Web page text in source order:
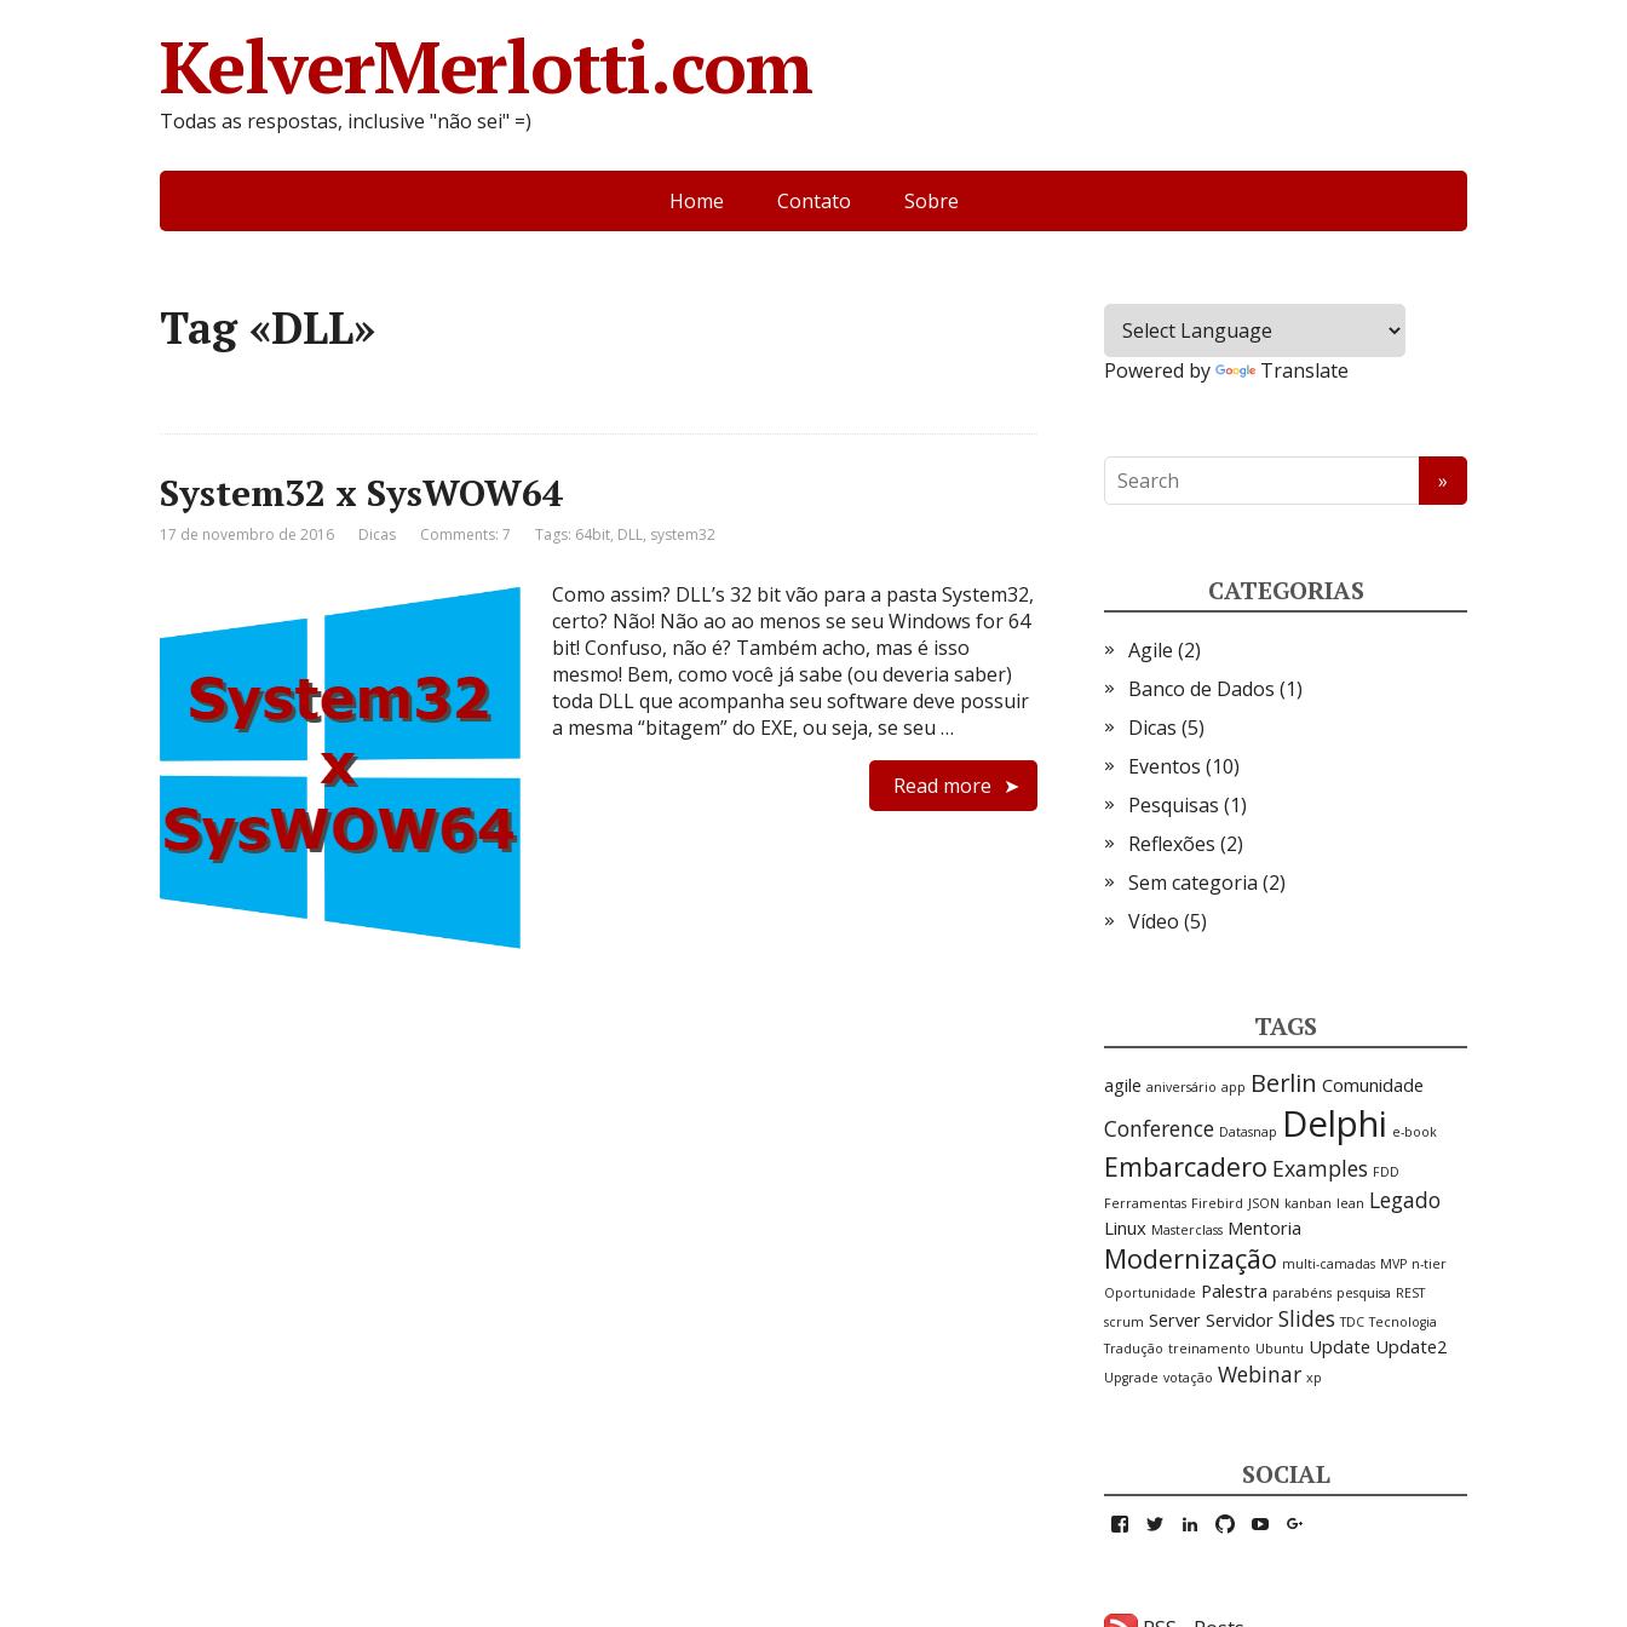
KelverMerlotti.com
Todas as respostas, inclusive "não sei" =)
Home Contato Sobre
Tag «DLL»
System32 x SysWOW64
17 de novembro de 2016 Dicas Comments: 7 Tags: 64bit, DLL, system32
Como assim? DLL’s 32 bit vão para a pasta System32,
certo? Não! Não ao ao menos se seu Windows for 64
bit! Confuso, não é? Também acho, mas é isso
mesmo! Bem, como você já sabe (ou deveria saber)
toda DLL que acompanha seu software deve possuir
a mesma “bitagem” do EXE, ou seja, se seu …
Read more
Powered by Translate
CATEGORIAS
Agile (2)
Banco de Dados (1)
Dicas (5)
Eventos (10)
Pesquisas (1)
Reflexões (2)
Sem categoria (2)
Vídeo (5)
TAGS
agile aniversário app Berlin Comunidade
Conference Datasnap Delphi e-book
Embarcadero Examples FDD
Ferramentas Firebird JSON kanban lean Legado
Linux Masterclass Mentoria
Modernização multi-camadas MVP n-tier
Oportunidade Palestra parabéns pesquisa REST
scrum Server Servidor Slides TDC Tecnologia
Tradução treinamento Ubuntu Update Update2
Upgrade votação Webinar xp
SOCIAL
Ver
Facebook
Ver
Twitter
Ver
LinkedIn
Ver
Ver